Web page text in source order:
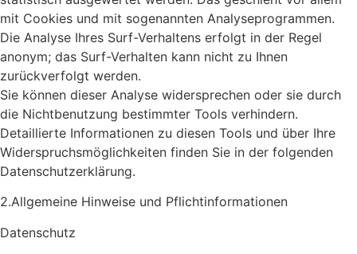
mit Cookies und mit sogenannten Analyseprogrammen.
Die Analyse Ihres Surf-Verhaltens erfolgt in der Regel
anonym; das Surf-Verhalten kann nicht zu Ihnen
zurückverfolgt werden.
Sie können dieser Analyse widersprechen oder sie durch
die Nichtbenutzung bestimmter Tools verhindern.
Detaillierte Informationen zu diesen Tools und über Ihre
Widerspruchsmöglichkeiten finden Sie in der folgenden
Datenschutzerklärung.
2.Allgemeine Hinweise und Pflichtinformationen
Datenschutz